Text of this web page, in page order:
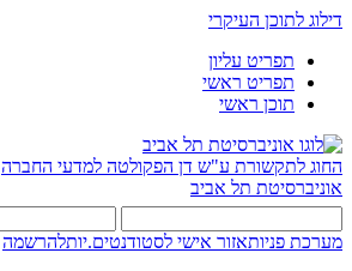
דילוג לתוכן העיקרי
תפריט עליון
תפריט ראשי
תוכן ראשי
החוג לתקשורת ע"ש דן הפקולטה למדעי החברה
אוניברסיטת תל אביב
מערכת פניותאזור אישי לסטודנטים.יותלהרשמה